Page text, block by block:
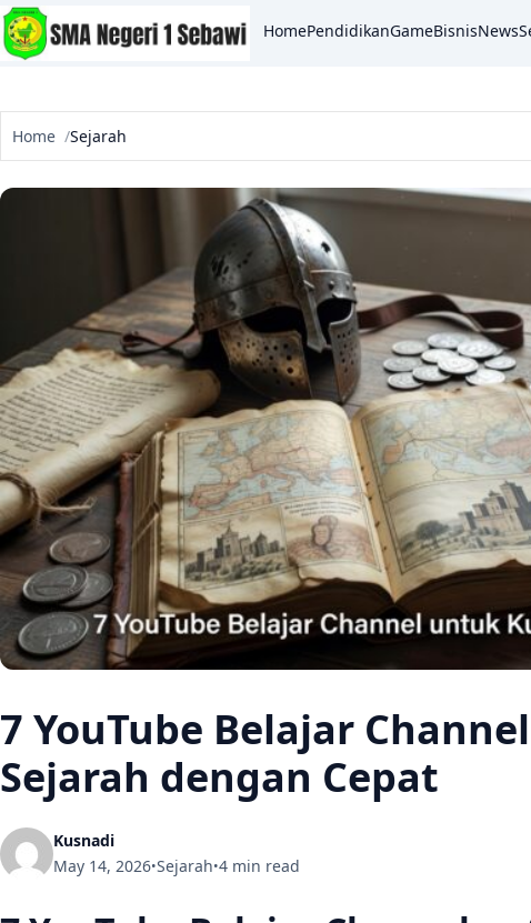
HomePendidikanGameBisnisNews
Home Sejarah
7 YouTube Belajar
Sejarah dengan Cepat
Kusnadi
May 14, 2026•Sejarah•4 min read